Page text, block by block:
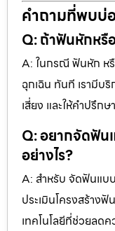
คำถามที่พบบ่
Q: ถ้าฟันหักหรื
A: ในกรณี ฟันหัก ห
ฉุกเฉิน ทันที เรามีบ
เสี่ยง และให้คำปรึก
Q: อยากจัดฟัน
อย่างไร?
A: สำหรับ จัดฟันแบ
ประเมินโครงสร้างฟั
เทคโนโลยีที่ช่วยลด